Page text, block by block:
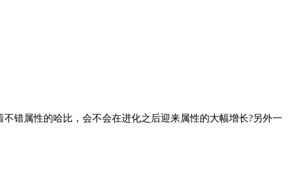
错属性的哈比，会不会在进化之后迎来属性的大幅增长?另外一